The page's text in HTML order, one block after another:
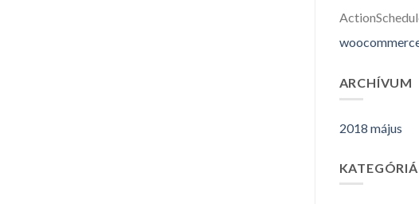
ARCHÍVUM
2018 május